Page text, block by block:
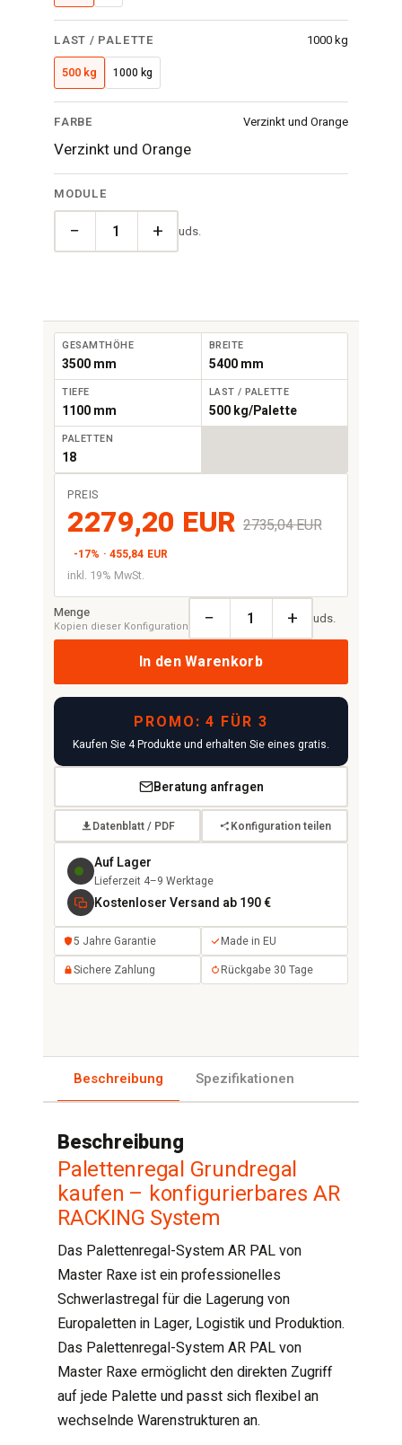
LAST / PALETTE 1000 kg
500 kg 1000 kg
FARBE Verzinkt und Orange
Verzinkt und Orange
MODULE
− + uds.
GESAMTHÖHE
3500 mm
BREITE
5400 mm
TIEFE
1100 mm
LAST / PALETTE
500 kg/Palette
PALETTEN
18
PREIS
2279,20 EUR 2735,04 EUR
-17% · 455,84 EUR
inkl. 19% MwSt.
Menge
Kopien dieser Konfiguration − + uds.
In den Warenkorb
PROMO: 4 FÜR 3
Kaufen Sie 4 Produkte und erhalten Sie eines gratis.
Beratung anfragen
Datenblatt / PDF Konfiguration teilen
Auf Lager
Lieferzeit 4–9 Werktage
Kostenloser Versand ab 190 €
5 Jahre Garantie
Made in EU
Sichere Zahlung
Rückgabe 30 Tage
Beschreibung Spezifikationen
Beschreibung
Palettenregal Grundregal
kaufen – konfigurierbares AR
RACKING System
Das Palettenregal-System AR PAL von
Master Raxe ist ein professionelles
Schwerlastregal für die Lagerung von
Europaletten in Lager, Logistik und Produktion.
Das Palettenregal-System AR PAL von
Master Raxe ermöglicht den direkten Zugriff
auf jede Palette und passt sich flexibel an
wechselnde Warenstrukturen an.